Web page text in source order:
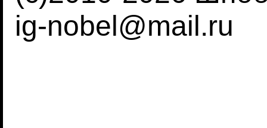
ig-nobel@mail.ru